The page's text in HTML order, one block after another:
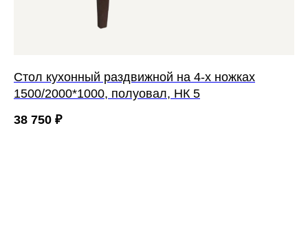
Cтол кухонный раздвижной на 4-х ножках
1500/2000*1000, полуовал, НК 5
38 750 ₽